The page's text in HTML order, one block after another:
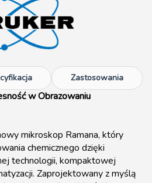
Zastosowania
w Obrazowaniu
mikroskop Ramana, który
chemicznego dzięki
technologii, kompaktowej
Zaprojektowany z myślą